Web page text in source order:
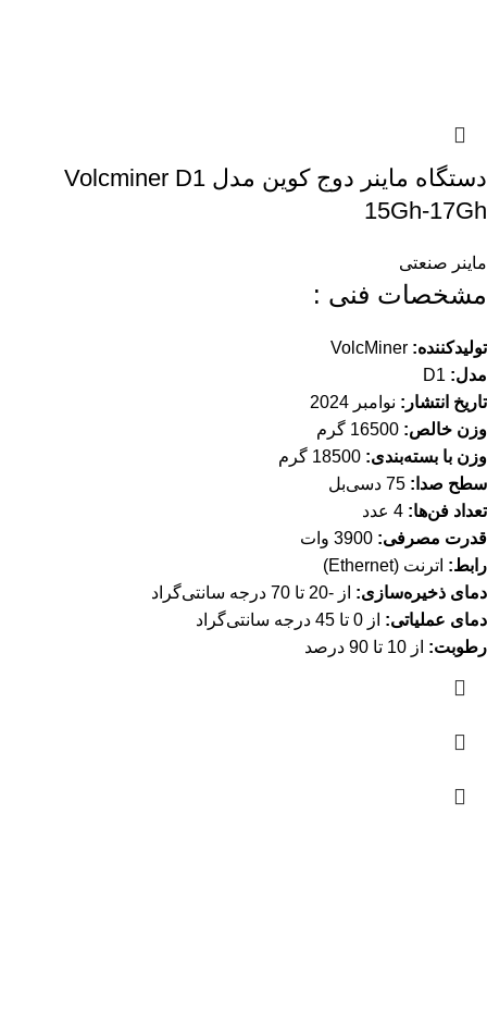
دستگاه ماینر دوج کوین مدل Volcminer D1
15Gh-17Gh
ماینر صنعتی
مشخصات فنی :
تولیدکننده:
مدل:
تاریخ انتشار: نوامبر 2024
وزن خالص:
وزن با بسته‌بندی:
سطح صدا:
تعداد فن‌ها:
قدرت مصرفی:
رابط: اترنت (Ethernet)
دمای ذخیره‌سازی: از -20 تا 70 درجه سانتی‌گراد
دمای عملیاتی: از 0 تا 45 درجه سانتی‌گراد
رطوبت: از 10 تا 90 درصد